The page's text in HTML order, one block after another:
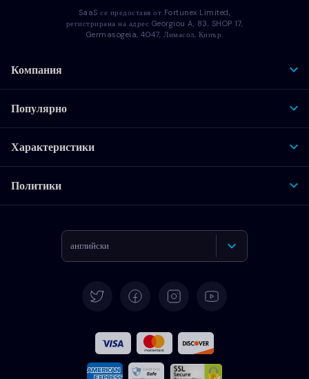
SaaS се предоставя от Fortunex Limited,
регистрирана на адрес Georgiou A, 83, SHOP 17,
Germasogeia, 4047, Лимасол, Кипър.
Компания
Популярно
Характеристики
Политики
английски
Француски